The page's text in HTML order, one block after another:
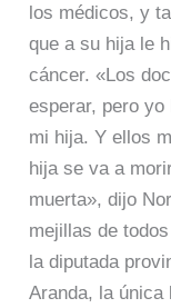
los médicos, y
que a su hija le
cáncer. «Los
esperar, pero
mi hija. Y ellos
hija se va a
muerta», dijo
mejillas de
la diputada
Aranda, la única